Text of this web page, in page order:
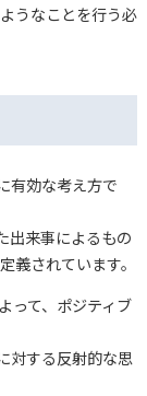
うなことを行う必
有効な考え方で
出来事によるもの
義されています。
って、ポジティブ
対する反射的な思